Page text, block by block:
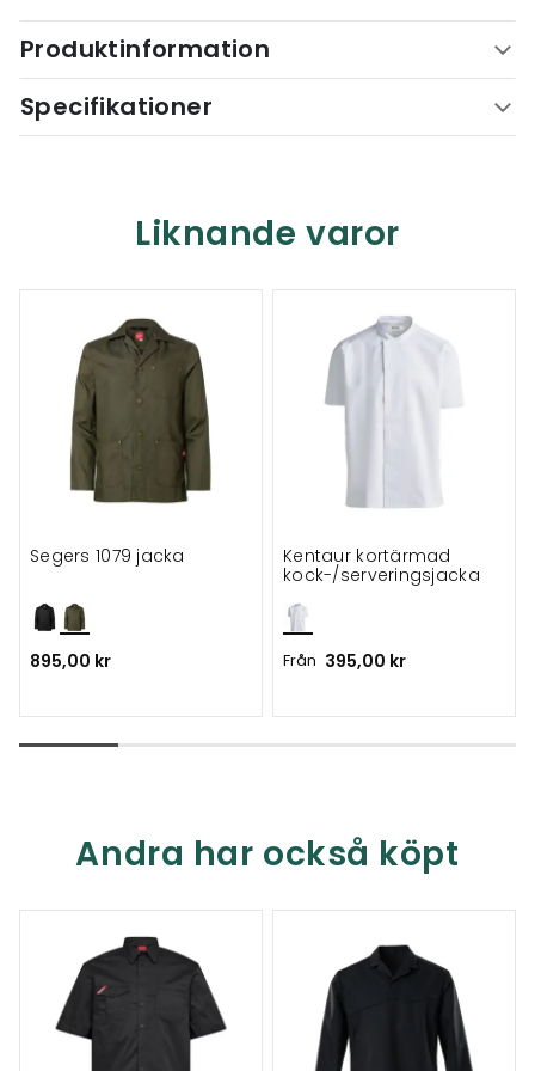
Produktinformation
Specifikationer
Liknande varor
Segers 1079 jacka
895,00 kr
Kentaur kortärmad
kock-/serveringsjacka
Från 395,00 kr
Andra har också köpt